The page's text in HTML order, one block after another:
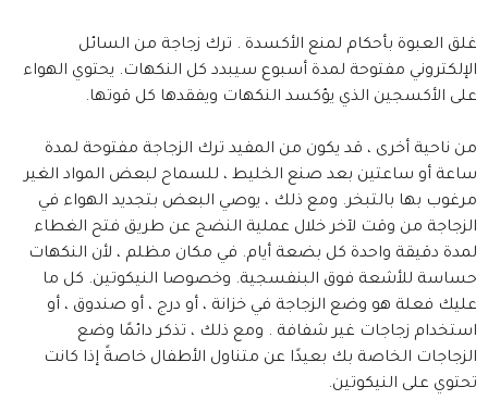
غلق العبوة بأحكام لمنع الأكسدة . ترك زجاجة من السائل
الإلكتروني مفتوحة لمدة أسبوع سيبدد كل النكهات. يحتوي الهواء
على الأكسجين الذي يؤكسد النكهات ويفقدها كل قوتها.
من ناحية أخرى ، قد يكون من المفيد ترك الزجاجة مفتوحة لمدة
ساعة أو ساعتين بعد صنع الخليط ، للسماح لبعض المواد الغير
مرغوب بها بالتبخر. ومع ذلك ، يوصي البعض بتجديد الهواء في
الزجاجة من وقت لآخر خلال عملية النضج عن طريق فتح الغطاء
لمدة دقيقة واحدة كل بضعة أيام. في مكان مظلم ، لأن النكهات
حساسة للأشعة فوق البنفسجية. وخصوصا النيكوتين. كل ما
عليك فعلة هو وضع الزجاجة في خزانة ، أو درج ، أو صندوق ، أو
استخدام زجاجات غير شفافة . ومع ذلك ، تذكر دائمًا وضع
الزجاجات الخاصة بك بعيدًا عن متناول الأطفال خاصةً إذا كانت
تحتوي على النيكوتين.